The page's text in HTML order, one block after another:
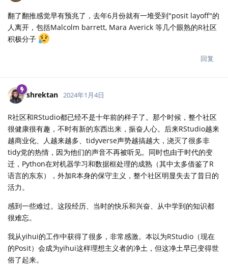
翻了翻推感觉早有预兆了，去年6月份就有一堆受到"posit layoff"的
人离开，包括Malcolm barrett, Mara Averick 等几个眼熟的R社区
积极分子
回复
shrektan 2024年1月4日
R社区和RStudio都已经不是十年前的样子了。那个时候，整个社区
很健康很有趣，不时有新的东西出来，振奋人心。后来RStudio越来
越商业化、人越来越多、tidyverse声势越搞越大，浇灭了很多非
tidy党的热情，因为他们的声音不再被听见。同时也由于时代的变
迁，Python在对机器学习和数据框处理的成熟（其中太多借鉴了R
语言的东东），外加R本身的保守主义，整个社区明显失去了昔日的
活力。
感到一些难过。这段经历、当时的快乐和兴奋、从中学到的知识都
很难忘。
我从yihui的工作中获得了很多，非常感激。本以为RStudio（现在
的Posit）会成为yihui这样理想主义者的净土，但这净土早已变得世
俗了起来。